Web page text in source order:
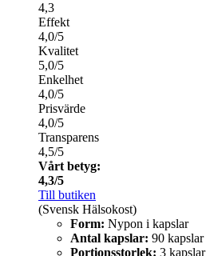
4,3
Effekt
4,0/5
Kvalitet
5,0/5
Enkelhet
4,0/5
Prisvärde
4,0/5
Transparens
4,5/5
Vårt betyg:
4,3/5
Till butiken
(Svensk Hälsokost)
Form: Nypon i kapslar
Antal kapslar: 90 kapslar
Portionsstorlek: 3 kapslar